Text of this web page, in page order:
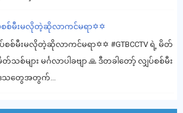
စစ်မီးမလိုတဲ့ဆိုလာကင်မရာ✡️✡️
စစ်မီးမလိုတဲ့ဆိုလာကင်မရာ✡️✡️ #GTBCCTV ရဲ့ မိတ်
သစ်များ မင်္ဂလာပါခဗျာ 🙏 ဒီတခါတော့် လျှပ်စစ်မီး
ေသတွေအတွက်...